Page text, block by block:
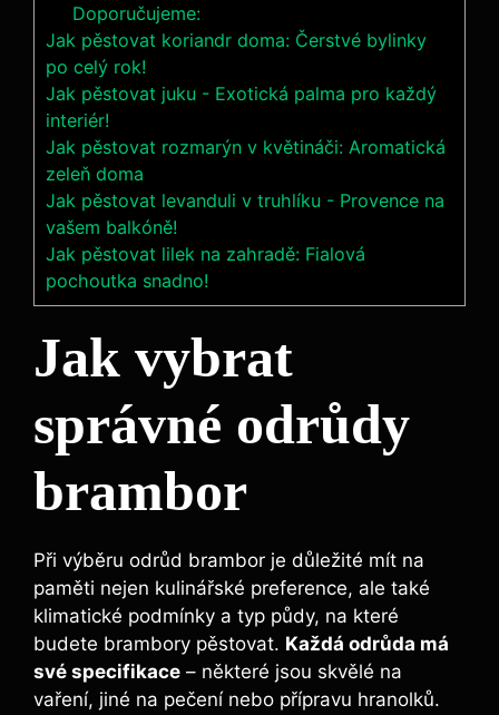
Doporučujeme:
Jak pěstovat koriandr doma: Čerstvé bylinky
po celý rok!
Jak pěstovat juku - Exotická palma pro každý
interiér!
Jak pěstovat rozmarýn v květináči: Aromatická
zeleň doma
Jak pěstovat levanduli v truhlíku - Provence na
vašem balkóně!
Jak pěstovat lilek na zahradě: Fialová
pochoutka snadno!
Jak vybrat
správné odrůdy
brambor
Při výběru odrůd brambor je důležité mít na
paměti nejen kulinářské preference, ale také
klimatické podmínky a typ půdy, na které
budete brambory pěstovat. Každá odrůda má
své specifikace – některé jsou skvělé na
vaření, jiné na pečení nebo přípravu hranolků.